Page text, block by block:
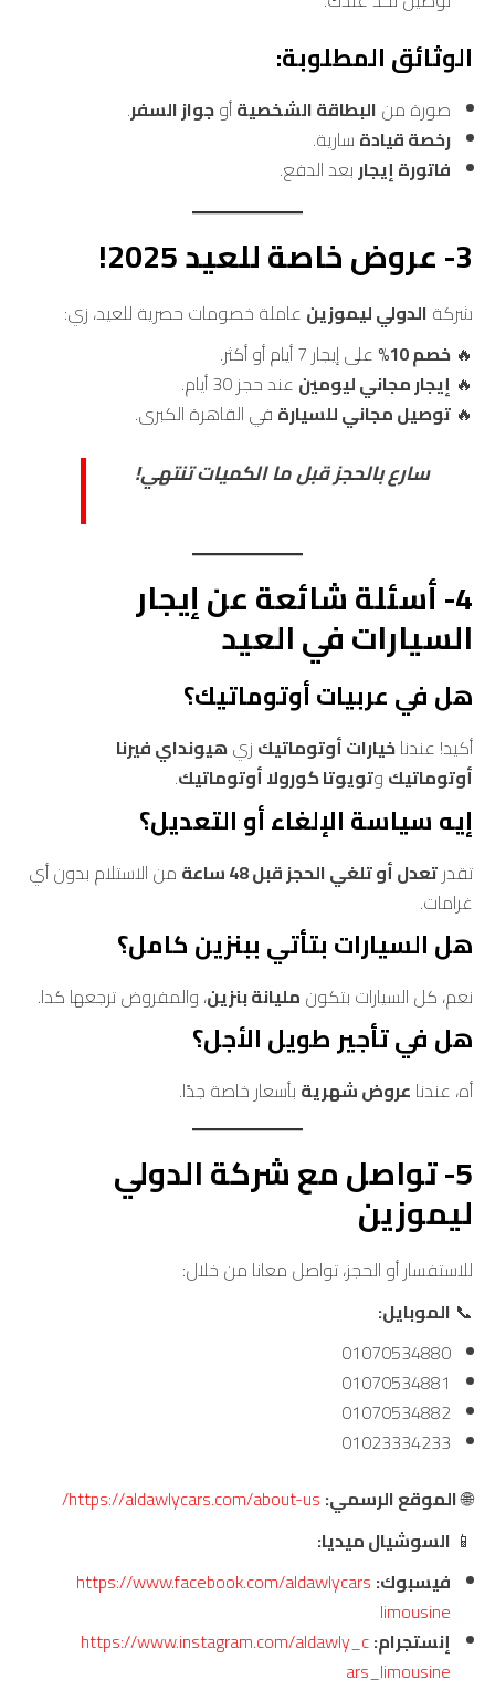
الوثائق المطلوبة:
صورة من البطاقة الشخصيةأوجواز السفر.
رخصة قيادة سارية.
فاتورة إيجار بعد الدفع.
3- عروض خاصة للعيد 2025!
شركة الدولي ليموزين عاملة خصومات حصرية للعيد، زي:
🔥 خصم 10%
على إيجار 7 أيام أو أكثر.
🔥 إيجار مجاني ليومين عند حجز 30 أيام.
🔥 توصيل مجاني للسيارة في القاهرة الكبرى.
سارع بالحجز قبل ما الكميات تنتهي!
4- أسئلة شائعة عن إيجار
السيارات في العيد
هل في عربيات أوتوماتيك؟
أكيد! عندناخيارات أوتوماتيك زيهيونداي فيرنا
أوتوماتيك وتويوتا كورولا أوتوماتيك.
إيه سياسة الإلغاء أو التعديل؟
تقدر تعدل أو تلغي الحجز قبل 48 ساعة
من الاستلام بدون أي
غرامات.
هل السيارات بتأتي ببنزين كامل؟
نعم، كل السيارات بتكون مليانة بنزين، والمفروض ترجعها كدا.
هل في تأجير طويل الأجل؟
أه، عندنا عروض شهرية بأسعار خاصة جدًا.
5- تواصل مع شركة الدولي
ليموزين
للاستفسار أو الحجز، تواصل معانا من خلال:
📞 الموبايل:
01070534880
01070534881
01070534882
01023334233
🌐الموقع الرسمي: https://aldawlycars.com/about-us/
📱 السوشيال ميديا:
فيسبوك: https://www.facebook.com/aldawlycars
limousine
إنستجرام:https://www.instagram.com/aldawly_c
ars_limousine